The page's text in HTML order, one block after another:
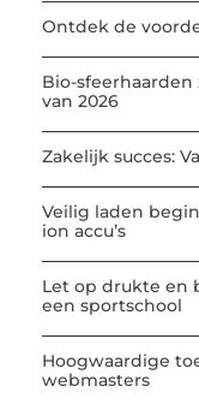
Ontdek de
Bio-
van 2026
Zakelijk succes:
Veilig laden
ion accu’s
Let op drukte en
een sportschool
Hoogwaardige
webmasters